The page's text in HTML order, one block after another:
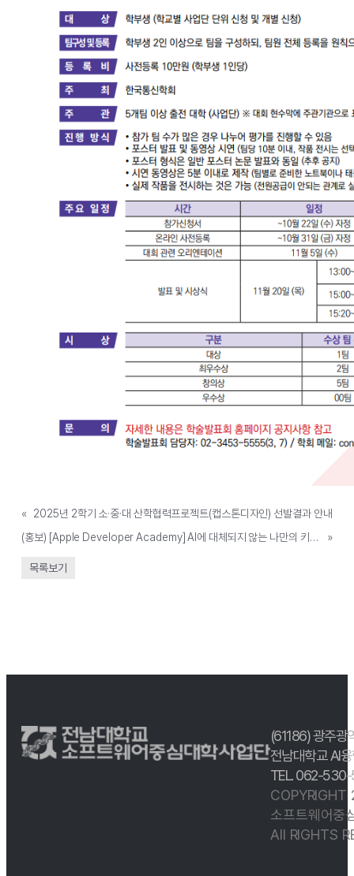
«
2025년 2학기 소·중·대 산학협력프로젝트(캡스톤디자인) 선발결과 안내
(홍보) [Apple Developer Academy] AI에 대체되지 않는 나만의 키워드 찾기 특강 안내(홍보)
»
목록보기
(61186) 광주광
전남대학교 AI
TEL. 062-
COPYRIGHT
소프트웨어중
All RIGHTS